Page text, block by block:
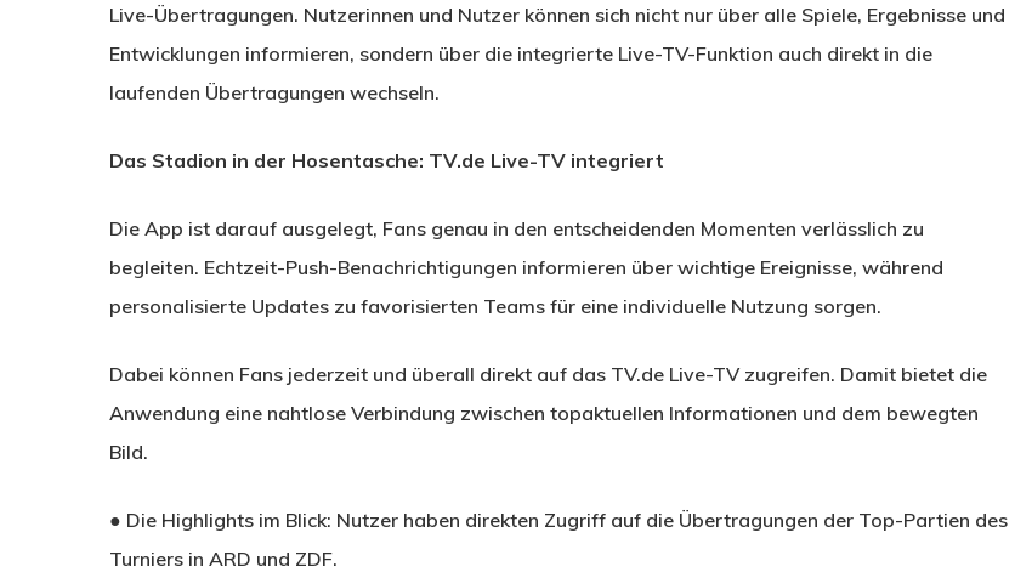
Live-Übertragungen. Nutzerinnen und Nutzer können sich nicht nur über alle Spiele, Ergebnisse und
Entwicklungen informieren, sondern über die integrierte Live-TV-Funktion auch direkt in die
laufenden Übertragungen wechseln.
Das Stadion in der Hosentasche: TV.de Live-TV integriert
Die App ist darauf ausgelegt, Fans genau in den entscheidenden Momenten verlässlich zu
begleiten. Echtzeit-Push-Benachrichtigungen informieren über wichtige Ereignisse, während
personalisierte Updates zu favorisierten Teams für eine individuelle Nutzung sorgen.
Dabei können Fans jederzeit und überall direkt auf das TV.de Live-TV zugreifen. Damit bietet die
Anwendung eine nahtlose Verbindung zwischen topaktuellen Informationen und dem bewegten
Bild.
● Die Highlights im Blick: Nutzer haben direkten Zugriff auf die Übertragungen der Top-Partien des
Turniers in ARD und ZDF.